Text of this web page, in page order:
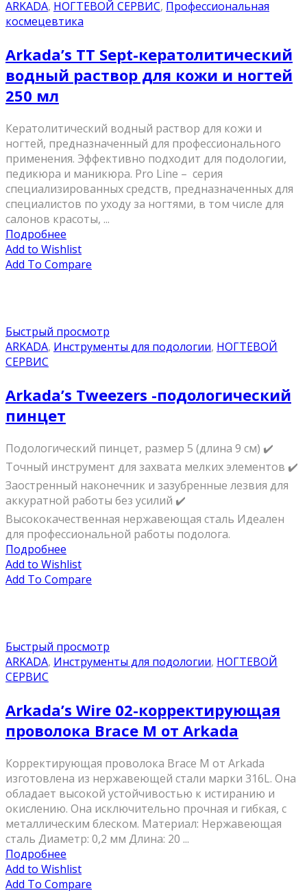
ARKADA, НОГТЕВОЙ СЕРВИС, Профессиональная
космецевтика
Arkada’s TT Sept-кератолитический
водный раствор для кожи и ногтей
250 мл
Кератолитический водный раствор для кожи и
ногтей, предназначенный для профессионального
применения. Эффективно подходит для подологии,
педикюра и маникюра. Pro Line – серия
специализированных средств, предназначенных для
специалистов по уходу за ногтями, в том числе для
салонов красоты, ...
Подробнее
Add to Wishlist
Add To Compare
Быстрый просмотр
ARKADA, Инструменты для подологии, НОГТЕВОЙ
СЕРВИС
Arkada’s Tweezers -подологический
пинцет
Подологический пинцет, размер 5 (длина 9 см) ✔️
Точный инструмент для захвата мелких элементов ✔️
Заостренный наконечник и зазубренные лезвия для
аккуратной работы без усилий ✔️
Высококачественная нержавеющая сталь Идеален
для профессиональной работы подолога.
Подробнее
Add to Wishlist
Add To Compare
Быстрый просмотр
ARKADA, Инструменты для подологии, НОГТЕВОЙ
СЕРВИС
Arkada’s Wire 02-корректирующая
проволока Brace M от Arkada
Корректирующая проволока Brace M от Arkada
изготовлена из нержавеющей стали марки 316L. Она
обладает высокой устойчивостью к истиранию и
окислению. Она исключительно прочная и гибкая, с
металлическим блеском. Материал: Нержавеющая
сталь Диаметр: 0,2 мм Длина: 20 ...
Подробнее
Add to Wishlist
Add To Compare